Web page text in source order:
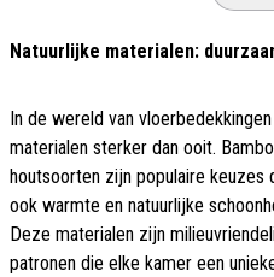
Natuurlijke materialen:
In de wereld van
materialen sterker dan ooit.
houtsoorten zijn populaire keuzes
ook warmte en natuurlijke
Deze materialen zijn
patronen die elke kamer een